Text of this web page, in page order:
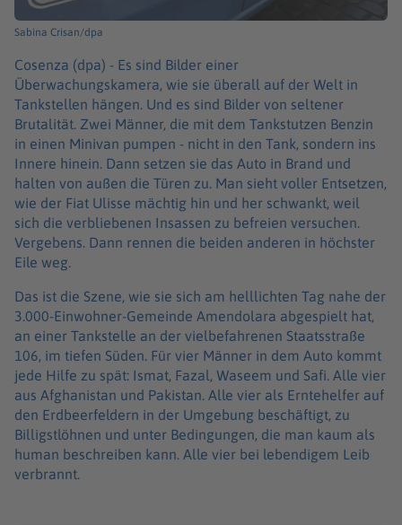
Sabina Crisan/dpa
Cosenza (dpa) - Es sind Bilder einer
Überwachungskamera, wie sie überall auf der Welt in
Tankstellen hängen. Und es sind Bilder von seltener
Brutalität. Zwei Männer, die mit dem Tankstutzen Benzin
in einen Minivan pumpen - nicht in den Tank, sondern ins
Innere hinein. Dann setzen sie das Auto in Brand und
halten von außen die Türen zu. Man sieht voller Entsetzen,
wie der Fiat Ulisse mächtig hin und her schwankt, weil
sich die verbliebenen Insassen zu befreien versuchen.
Vergebens. Dann rennen die beiden anderen in höchster
Eile weg.
Das ist die Szene, wie sie sich am helllichten Tag nahe der
3.000-Einwohner-Gemeinde Amendolara abgespielt hat,
an einer Tankstelle an der vielbefahrenen Staatsstraße
106, im tiefen Süden. Für vier Männer in dem Auto kommt
jede Hilfe zu spät: Ismat, Fazal, Waseem und Safi. Alle vier
aus Afghanistan und Pakistan. Alle vier als Erntehelfer auf
den Erdbeerfeldern in der Umgebung beschäftigt, zu
Billigstlöhnen und unter Bedingungen, die man kaum als
human beschreiben kann. Alle vier bei lebendigem Leib
verbrannt.